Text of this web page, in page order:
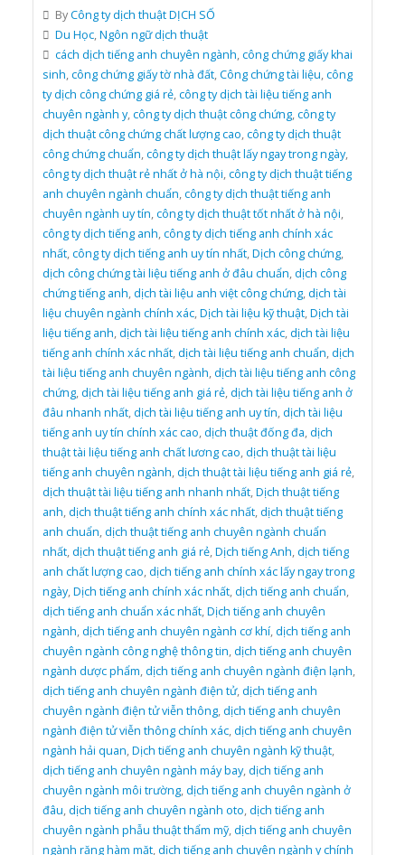
ByCông ty dịch thuật DỊCH SỐ
Du Học,Ngôn ngữ dịch thuật
cách dịch tiếng anh chuyên ngành,công chứng giấy khai
sinh,công chứng giấy tờ nhà đất,Công chứng tài liệu,công
ty dịch công chứng giá rẻ,công ty dịch tài liệu tiếng anh
chuyên ngành y,công ty dịch thuật công chứng,công ty
dịch thuật công chứng chất lượng cao,công ty dịch thuật
công chứng chuẩn,công ty dịch thuật lấy ngay trong ngày,
công ty dịch thuật rẻ nhất ở hà nội,công ty dịch thuật tiếng
anh chuyên ngành chuẩn,công ty dịch thuật tiếng anh
chuyên ngành uy tín,công ty dịch thuật tốt nhất ở hà nội,
công ty dịch tiếng anh,công ty dịch tiếng anh chính xác
nhất,công ty dịch tiếng anh uy tín nhất,Dịch công chứng,
dịch công chứng tài liệu tiếng anh ở đâu chuẩn,dịch công
chứng tiếng anh,dịch tài liệu anh việt công chứng,dịch tài
liệu chuyên ngành chính xác,Dịch tài liệu kỹ thuật,Dịch tài
liệu tiếng anh,dịch tài liệu tiếng anh chính xác,dịch tài liệu
tiếng anh chính xác nhất,dịch tài liệu tiếng anh chuẩn,dịch
tài liệu tiếng anh chuyên ngành,dịch tài liệu tiếng anh công
chứng,dịch tài liệu tiếng anh giá rẻ,dịch tài liệu tiếng anh ở
đâu nhanh nhất,dịch tài liệu tiếng anh uy tín,dịch tài liệu
tiếng anh uy tín chính xác cao,dịch thuật đống đa,dịch
thuật tài liệu tiếng anh chất lương cao,dịch thuật tài liệu
tiếng anh chuyên ngành,dịch thuật tài liệu tiếng anh giá rẻ,
dịch thuật tài liệu tiếng anh nhanh nhất,Dịch thuật tiếng
anh,dịch thuật tiếng anh chính xác nhất,dịch thuật tiếng
anh chuẩn,dịch thuật tiếng anh chuyên ngành chuẩn
nhất,dịch thuật tiếng anh giá rẻ,Dịch tiếng Anh,dịch tiếng
anh chất lượng cao,dịch tiếng anh chính xác lấy ngay trong
ngày,Dịch tiếng anh chính xác nhất,dịch tiếng anh chuẩn,
dịch tiếng anh chuẩn xác nhất,Dịch tiếng anh chuyên
ngành,dịch tiếng anh chuyên ngành cơ khí,dịch tiếng anh
chuyên ngành công nghệ thông tin,dịch tiếng anh chuyên
ngành dược phẩm,dịch tiếng anh chuyên ngành điện lạnh,
dịch tiếng anh chuyên ngành điện tử,dịch tiếng anh
chuyên ngành điện tử viễn thông,dịch tiếng anh chuyên
ngành điện tử viễn thông chính xác,dịch tiếng anh chuyên
ngành hải quan,Dịch tiếng anh chuyên ngành kỹ thuật,
dịch tiếng anh chuyên ngành máy bay,dịch tiếng anh
chuyên ngành môi trường,dịch tiếng anh chuyên ngành ở
đâu,dịch tiếng anh chuyên ngành oto,dịch tiếng anh
chuyên ngành phẫu thuật thẩm mỹ,dịch tiếng anh chuyên
ngành răng hàm mặt,dịch tiếng anh chuyên ngành y chính